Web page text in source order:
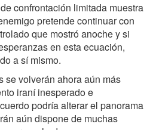
confrontación limitada muestra
pretende continuar con
que mostró anoche y si
en esta ecuación,
a sí mismo.
se volverán ahora aún más
iraní inesperado e
podría alterar el panorama
aún dispone de muchas